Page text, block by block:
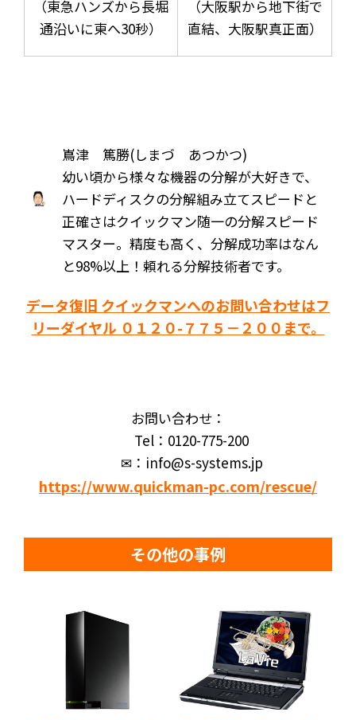
（東急ハンズから長堀
通沿いに東へ30秒）
（大阪駅から地下街で
直結、大阪駅真正面）
嶌津 篤勝(しまづ あつかつ)
幼い頃から様々な機器の分解が大好きで、
ハードディスクの分解組み立てスピードと
正確さはクイックマン随一の分解スピード
マスター。精度も高く、分解成功率はなん
と98%以上！頼れる分解技術者です。
データ復旧 クイックマンへのお問い合わせはフ
リーダイヤル ０１２０-７７５－２００まで。
お問い合わせ：
Tel：0120-775-200
✉：info@s-systems.jp
https://www.quickman-pc.com/rescue/
その他の事例